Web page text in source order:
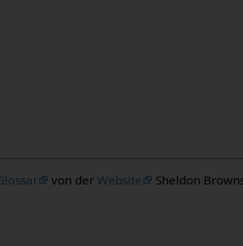
von derWebsite
Sheldon